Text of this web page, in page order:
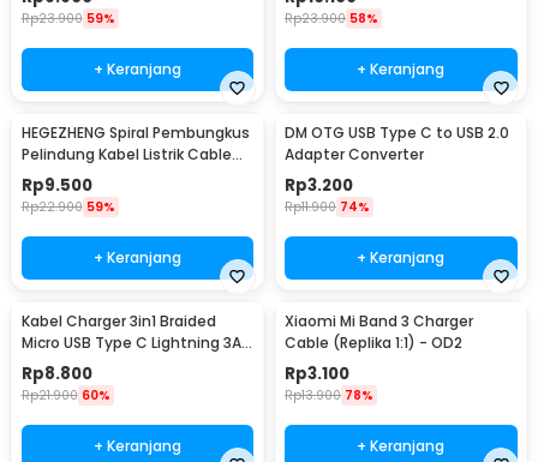
Rp23.900 59%
+ Keranjang
Rp23.900 58%
+ Keranjang
HEGEZHENG Spiral Pembungkus
Pelindung Kabel Listrik Cable
Organizer 14mmx4.5M - HPS-
60
Rp9.500
Rp22.900 59%
+ Keranjang
DM OTG USB Type C to USB 2.0
Adapter Converter
Rp3.200
Rp11.900 74%
+ Keranjang
Kabel Charger 3in1 Braided
Micro USB Type C Lightning 3A
1.2M - US186
Rp8.800
Rp21.900 60%
+ Keranjang
Xiaomi Mi Band 3 Charger
Cable (Replika 1:1) - OD2
Rp3.100
Rp13.900 78%
+ Keranjang